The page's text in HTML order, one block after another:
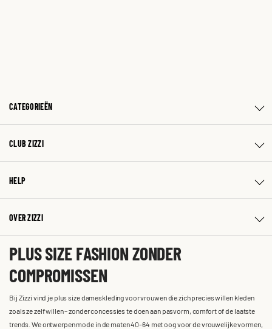
CATEGORIEËN
CLUB ZIZZI
HELP
OVER ZIZZI
PLUS SIZE FASHION ZONDER
COMPROMISSEN
Bij Zizzi vind je plus size dameskleding voor vrouwen die zich precies willen kleden
zoals ze zelf willen – zonder concessies te doen aan pasvorm, comfort of de laatste
trends. We ontwerpen mode in de maten 40-64 met oog voor de vrouwelijke vormen,